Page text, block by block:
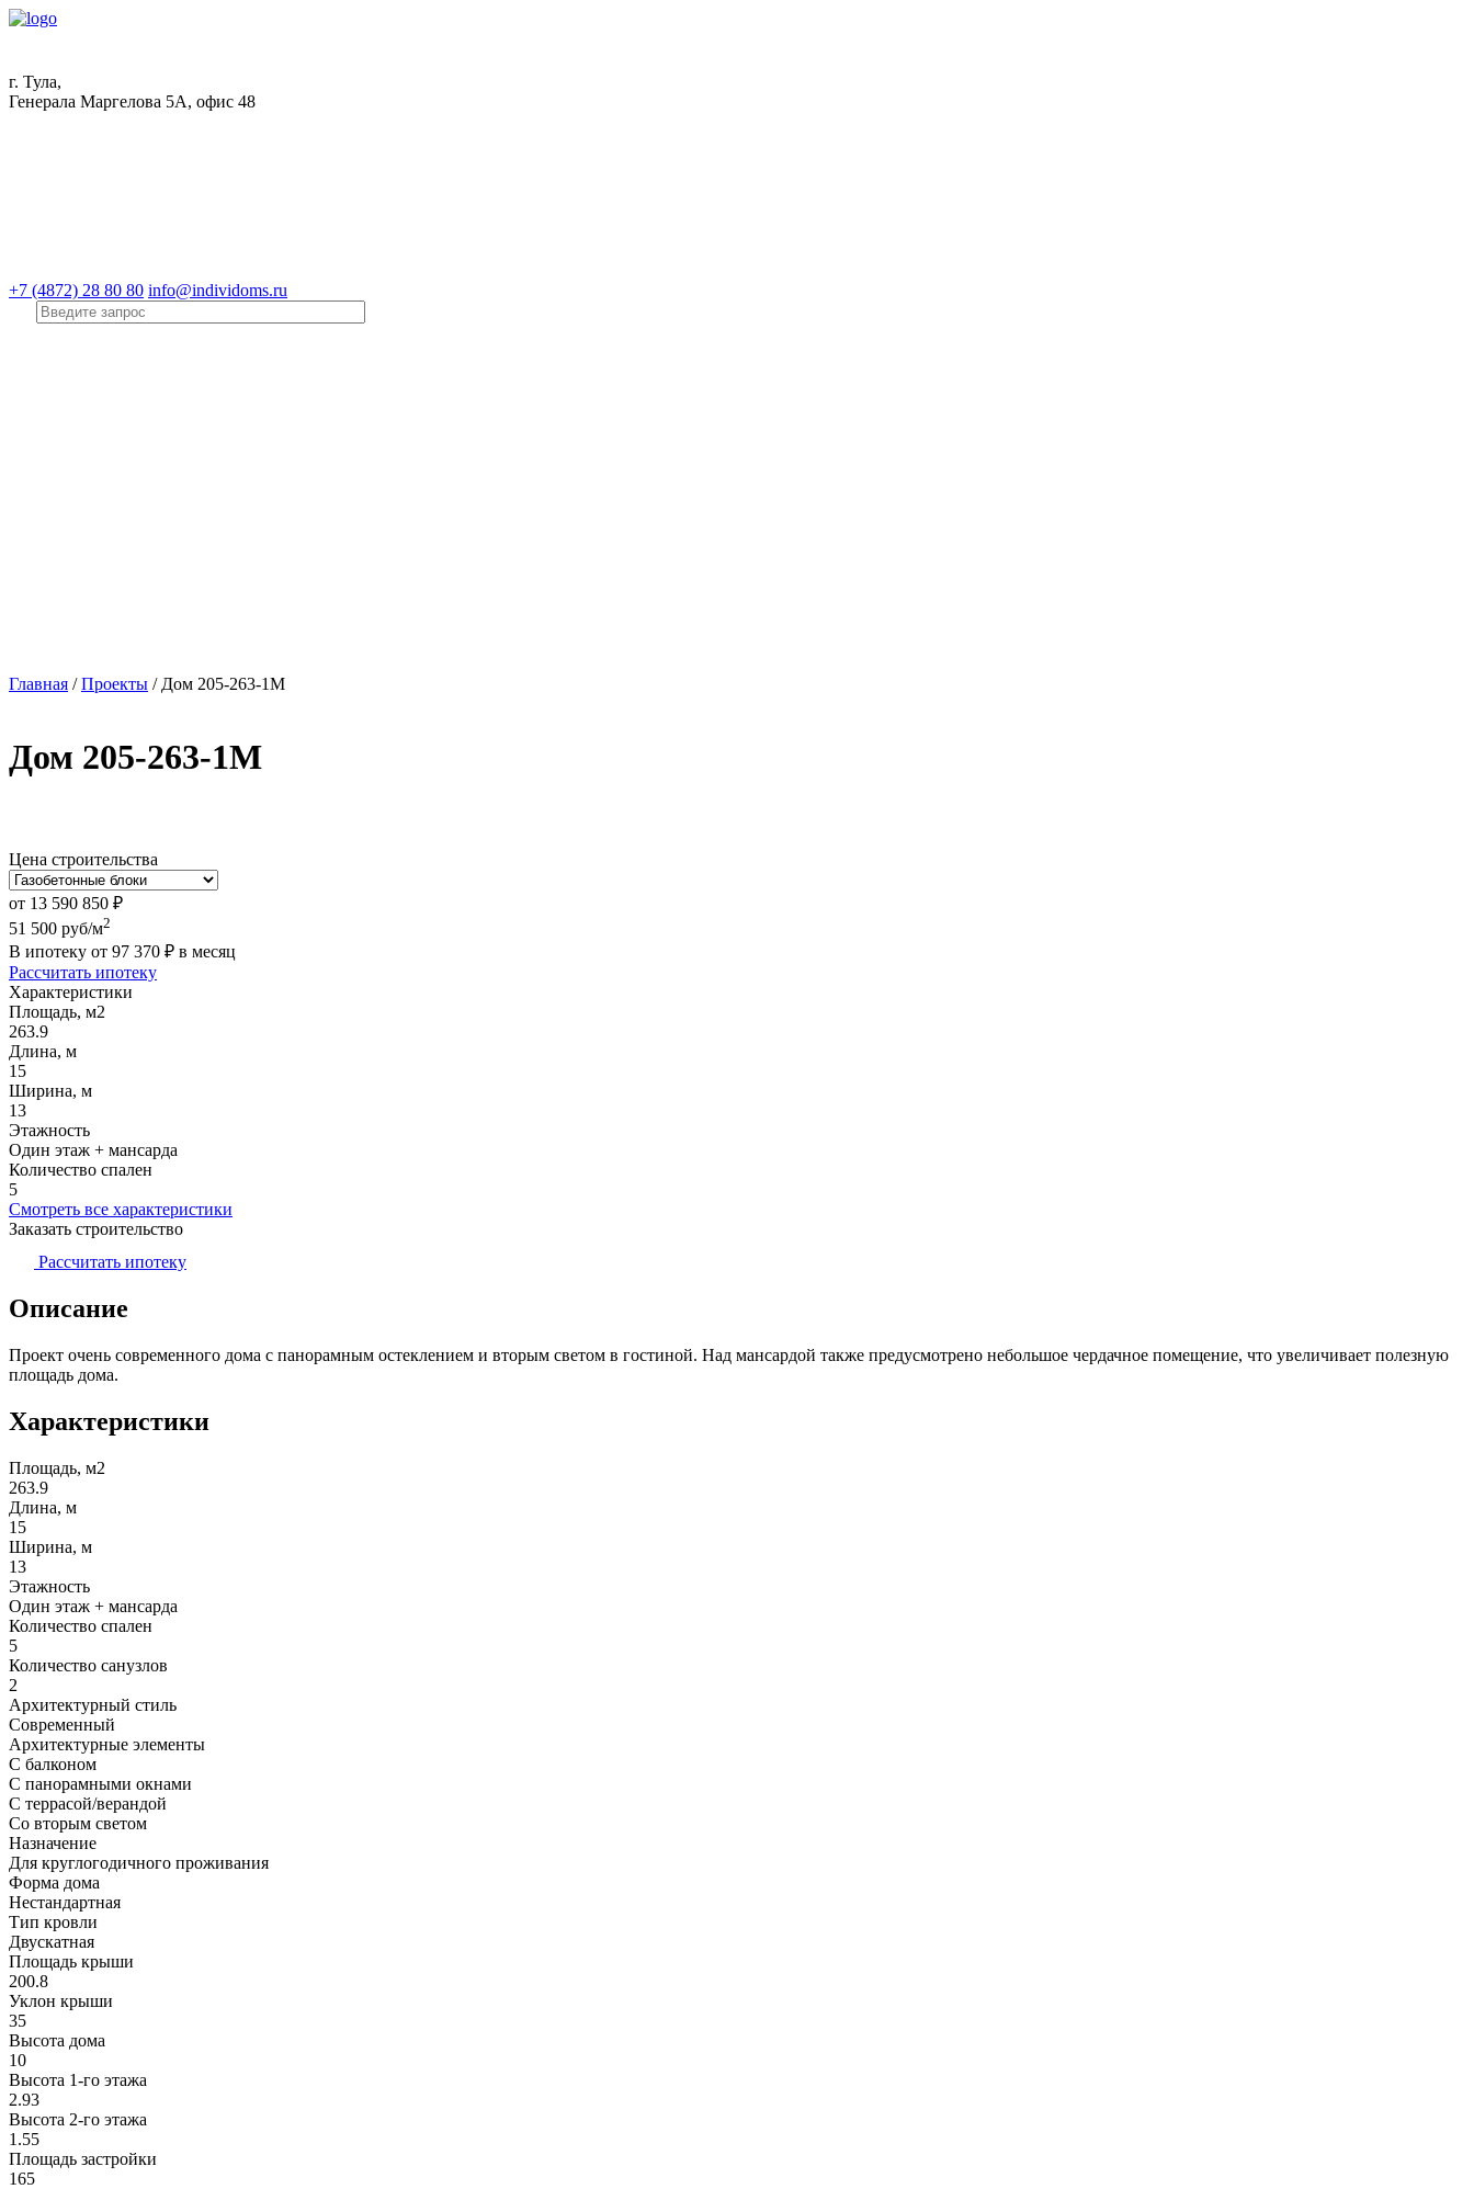
г. Тула,
Генерала Маргелова 5А, офис 48
+7 (4872) 28 80 80 info@individoms.ru
Главная /Проекты / Дом 205-263-1М
Дом 205-263-1М
Цена строительства
от 13 590 850 ₽
51 500 руб/м2
В ипотеку от 97 370 ₽ в месяц
Рассчитать ипотеку
Характеристики
Площадь, м2
263.9
Длина, м
15
Ширина, м
13
Этажность
Один этаж + мансарда
Количество спален
5
Смотреть все характеристики
Заказать строительство
Рассчитать ипотеку
Описание
Проект очень современного дома с панорамным остеклением и вторым светом в гостиной. Над мансардой также предусмотрено небольшое чердачное помещение, что увеличивает полезную
площадь дома.
Характеристики
Площадь, м2
263.9
Длина, м
15
Ширина, м
13
Этажность
Один этаж + мансарда
Количество спален
5
Количество санузлов
2
Архитектурный стиль
Современный
Архитектурные элементы
С балконом
С панорамными окнами
С террасой/верандой
Со вторым светом
Назначение
Для круглогодичного проживания
Форма дома
Нестандартная
Тип кровли
Двускатная
Площадь крыши
200.8
Уклон крыши
35
Высота дома
10
Высота 1-го этажа
2.93
Высота 2-го этажa
1.55
Площадь застройки
165